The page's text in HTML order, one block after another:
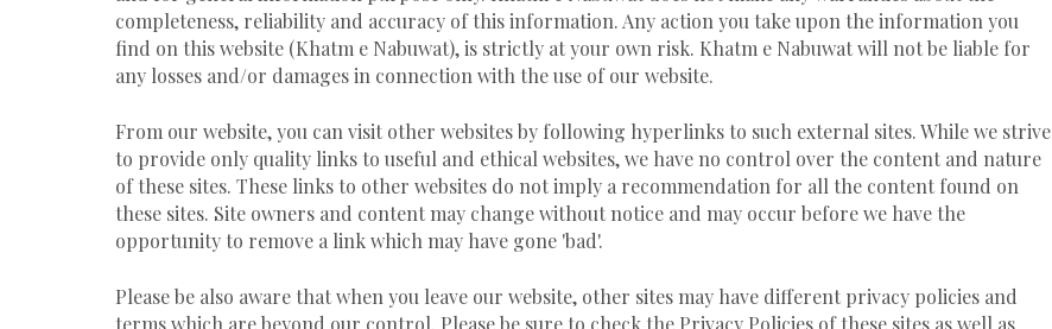
completeness, reliability and accuracy of this information. Any action you take upon the information you
find on this website (Khatm e Nabuwat), is strictly at your own risk. Khatm e Nabuwat will not be liable for
any losses and/or damages in connection with the use of our website.
From our website, you can visit other websites by following hyperlinks to such external sites. While we strive
to provide only quality links to useful and ethical websites, we have no control over the content and nature
of these sites. These links to other websites do not imply a recommendation for all the content found on
these sites. Site owners and content may change without notice and may occur before we have the
opportunity to remove a link which may have gone 'bad'.
Please be also aware that when you leave our website, other sites may have different privacy policies and
terms which are beyond our control. Please be sure to check the Privacy Policies of these sites as well as